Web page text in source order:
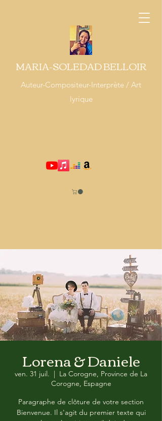
MARIA-SOLEDAD BELLOIR
Auteur-Compositeur-Interprète / Art
lyrique
Lorena & Daniele
ven. 31 juil.
  |
La Corogne, Province de La
Corogne, Espagne
Paragraphe de clôture de votre section
Bienvenue. Il s'agit du premier texte qui